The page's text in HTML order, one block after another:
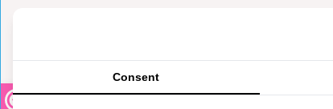
from5
Consent